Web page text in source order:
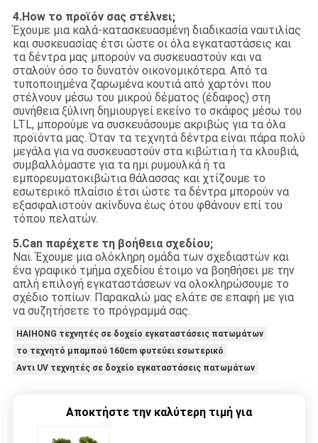
4.How το προϊόν σας στέλνει;
Έχουμε μια καλά-κατασκευασμένη διαδικασία ναυτιλίας
και συσκευασίας έτσι ώστε οι όλα εγκαταστάσεις και
τα δέντρα μας μπορούν να συσκευαστούν και να
σταλούν όσο το δυνατόν οικονομικότερα. Από τα
τυποποιημένα ζαρωμένα κουτιά από χαρτόνι που
στέλνουν μέσω του μικρού δέματος (έδαφος) στη
συνήθεια ξύλινη δημιουργεί εκείνο το σκάφος μέσω του
LTL, μπορούμε να συσκευάσουμε ακριβώς για τα όλα
προϊόντα μας. Όταν τα τεχνητά δέντρα είναι πάρα πολύ
μεγάλα για να συσκευαστούν στα κιβώτια ή τα κλουβιά,
συμβαλλόμαστε για τα ημι ρυμουλκά ή τα
εμπορευματοκιβώτια θάλασσας και χτίζουμε το
εσωτερικό πλαίσιο έτσι ώστε τα δέντρα μπορούν να
εξασφαλιστούν ακίνδυνα έως ότου φθάνουν επί του
τόπου πελατών.
5.Can παρέχετε τη βοήθεια σχεδίου;
Ναι. Έχουμε μια ολόκληρη ομάδα των σχεδιαστών και
ένα γραφικό τμήμα σχεδίου έτοιμο να βοηθήσει με την
απλή επιλογή εγκαταστάσεων να ολοκληρώσουμε το
σχέδιο τοπίων. Παρακαλώ μας ελάτε σε επαφή με για
να συζητήσετε το πρόγραμμά σας.
HAIHONG τεχνητές σε δοχείο εγκαταστάσεις πατωμάτων
το τεχνητό μπαμπού 160cm φυτεύει εσωτερικό
Αντι UV τεχνητές σε δοχείο εγκαταστάσεις πατωμάτων
Αποκτήστε την καλύτερη τιμή για